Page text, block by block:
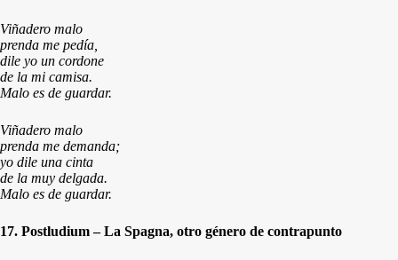
Viñadero malo
prenda me pedía,
dile yo un cordone
de la mi camisa.
Malo es de guardar.
Viñadero malo
prenda me demanda;
yo dile una cinta
de la muy delgada.
Malo es de guardar.
17. Postludium – La Spagna, otro género de contrapunto